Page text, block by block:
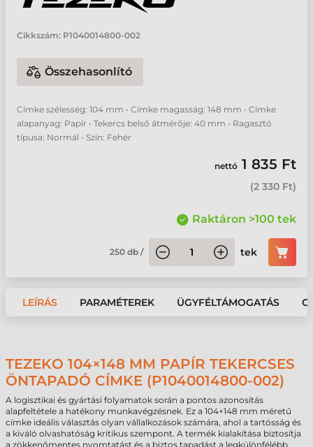
Cikkszám: P1040014800-002
Összehasonlító
Címke szélesség: 104 mm • Címke magasság: 148 mm • Címke
alapanyag: Papír • Tekercs belső átmérője: 40 mm • Ragasztó
típusa: Normál • Szín: Fehér
nettó 1 835 Ft
(2 330 Ft)
Raktáron >100 tek
250 db / tek
LEÍRÁS PARAMÉTEREK ÜGYFÉLTÁMOGATÁS
TEZEKO 104×148 MM PAPÍR TEKERCSES
ÖNTAPADÓ CÍMKE (P1040014800-002)
A logisztikai és gyártási folyamatok során a pontos azonosítás
alapfeltétele a hatékony munkavégzésnek. Ez a 104×148 mm méretű
címke ideális választás olyan vállalkozások számára, ahol a tartósság és
a kiváló olvashatóság kritikus szempont. A termék kialakítása biztosítja
a zökkenőmentes nyomtatást és a biztos tapadást a legkülönfélébb